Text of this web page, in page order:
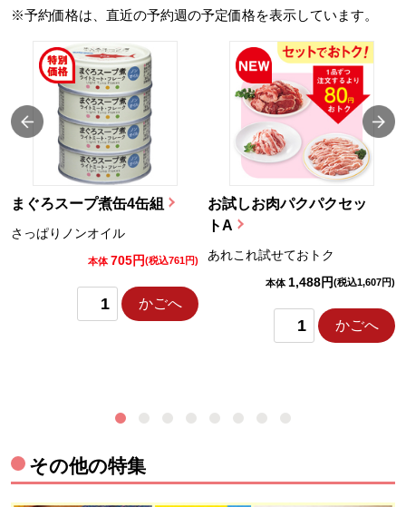
※予約価格は、直近の予約週の予定価格を表示しています。
まぐろスープ煮缶4缶組
さっぱりノンオイル
本体 705円(税込761円)
かごへ
お試しお肉パクパクセッ
トA
あれこれ試せておトク
本体 1,488円(税込1,607円)
かごへ
その他の特集